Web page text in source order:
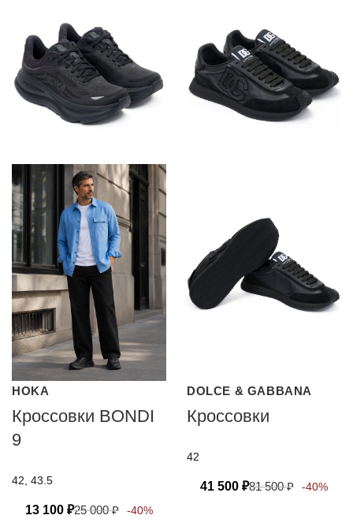
HOKA
Кроссовки BONDI
9
42, 43.5
13 100 ₽25 000₽ -40%
DOLCE & GABBANA
Кроссовки
42
41 500 ₽81 500₽ -40%